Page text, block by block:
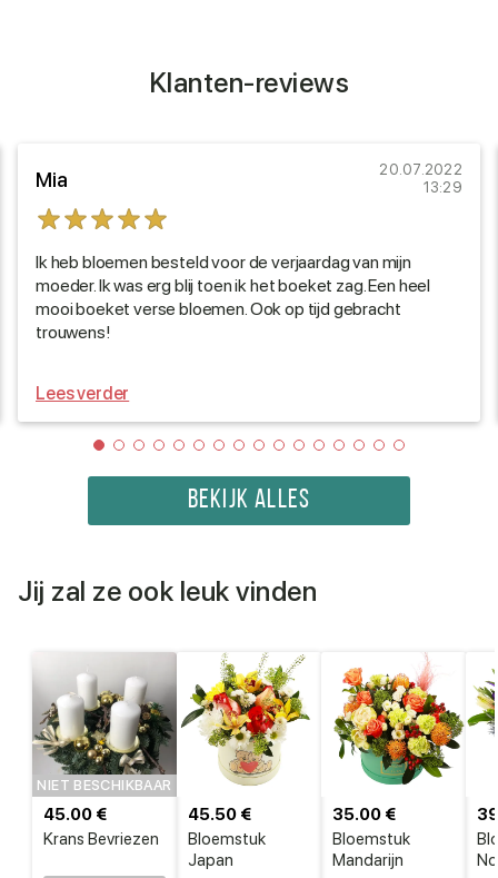
Klanten-reviews
Mia
20.07.2022
13:29
Ik heb bloemen besteld voor de verjaardag van mijn
moeder. Ik was erg blij toen ik het boeket zag. Een heel
mooi boeket verse bloemen. Ook op tijd gebracht
trouwens!
Lees verder
BEKIJK ALLES
Jij zal ze ook leuk vinden
NIET BESCHIKBAAR
Krans Bevriezen
45.00 €
Bloemstuk
Japan
45.50 €
Bloemstuk
Mandarijn
35.00 €